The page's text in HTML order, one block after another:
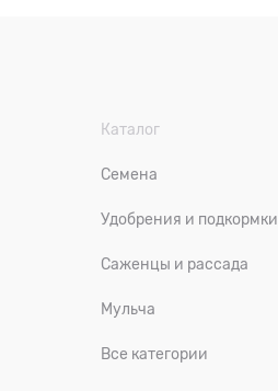
Каталог
Семена
Удобрения и подкормки
Саженцы и рассада
Мульча
Все категории